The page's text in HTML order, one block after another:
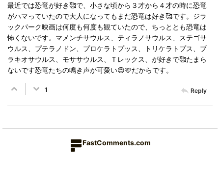
最近では恐竜が好き🥰で、小さな頃から３才から４才の時に恐竜
がハマっていたので大人になってもまだ恐竜は好き🥰です。ジラ
ックパーク映画は何度も何度も観ていたので、ちっととも恐竜は
怖くないです。マメンチサウルス、ティラノサウルス、ステゴサ
ウルス、プテラノドン、プロケラトプッス、トリケラトプス、ブ
ラキオサウルス、モササウルス、Ｔレックス、が好きで🥰たまら
ないです恐竜たちの鳴き声が可愛い😍🩷だからです。
1 Reply
FastComments.com